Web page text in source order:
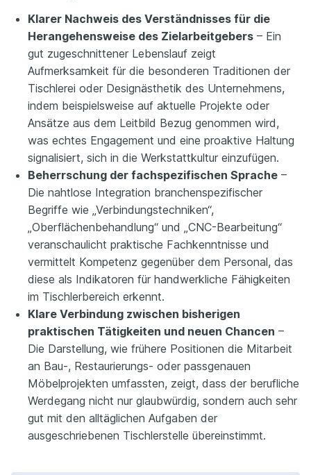
Klarer Nachweis des Verständnisses für die
Herangehensweise des Zielarbeitgebers – Ein
gut zugeschnittener Lebenslauf zeigt
Aufmerksamkeit für die besonderen Traditionen der
Tischlerei oder Designästhetik des Unternehmens,
indem beispielsweise auf aktuelle Projekte oder
Ansätze aus dem Leitbild Bezug genommen wird,
was echtes Engagement und eine proaktive Haltung
signalisiert, sich in die Werkstattkultur einzufügen.
Beherrschung der fachspezifischen Sprache –
Die nahtlose Integration branchenspezifischer
Begriffe wie „Verbindungstechniken“,
„Oberflächenbehandlung“ und „CNC-Bearbeitung“
veranschaulicht praktische Fachkenntnisse und
vermittelt Kompetenz gegenüber dem Personal, das
diese als Indikatoren für handwerkliche Fähigkeiten
im Tischlerbereich erkennt.
Klare Verbindung zwischen bisherigen
praktischen Tätigkeiten und neuen Chancen –
Die Darstellung, wie frühere Positionen die Mitarbeit
an Bau-, Restaurierungs- oder passgenauen
Möbelprojekten umfassten, zeigt, dass der berufliche
Werdegang nicht nur glaubwürdig, sondern auch sehr
gut mit den alltäglichen Aufgaben der
ausgeschriebenen Tischlerstelle übereinstimmt.